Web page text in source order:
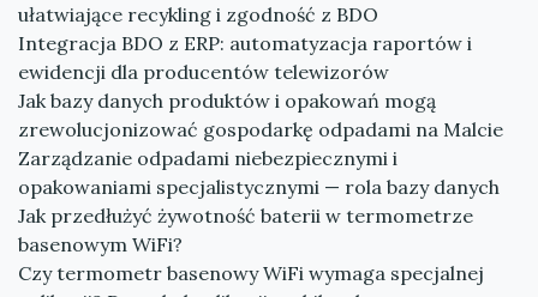
ułatwiające recykling i zgodność z BDO
Integracja BDO z ERP: automatyzacja raportów i
ewidencji dla producentów telewizorów
Jak bazy danych produktów i opakowań mogą
zrewolucjonizować gospodarkę odpadami na Malcie
Zarządzanie odpadami niebezpiecznymi i
opakowaniami specjalistycznymi — rola bazy danych
Jak przedłużyć żywotność baterii w termometrze
basenowym WiFi?
Czy termometr basenowy WiFi wymaga specjalnej